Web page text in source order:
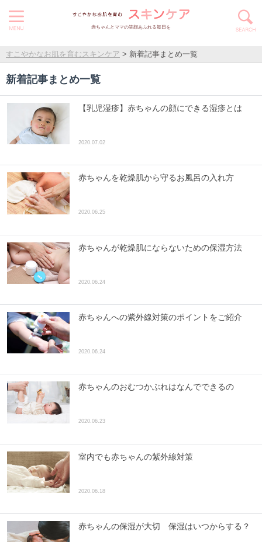
赤ちゃんとママの笑顔あふれる毎日を
すこやかなお肌を育むスキンケア > 新着記事まとめ一覧
新着記事まとめ一覧
【乳児湿疹】赤ちゃんの顔にできる湿疹とは
2020.07.02
赤ちゃんを乾燥肌から守るお風呂の入れ方
2020.06.25
赤ちゃんが乾燥肌にならないための保湿方法
2020.06.24
赤ちゃんへの紫外線対策のポイントをご紹介
2020.06.24
赤ちゃんのおむつかぶれはなんでできるの
2020.06.23
室内でも赤ちゃんの紫外線対策
2020.06.18
赤ちゃんの保湿が大切 保湿はいつからする？